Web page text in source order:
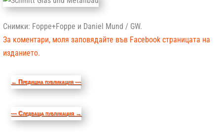
Снимки: Foppe+Foppe и Daniel Mund / GW.
За коментари, моля заповядайте във Facebook страницата на
изданието.
←Предишна публикация ---
--- Следваща публикация →